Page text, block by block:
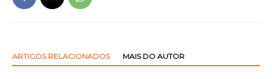
ARTIGOS RELACIONADOS MAIS DO AUTOR